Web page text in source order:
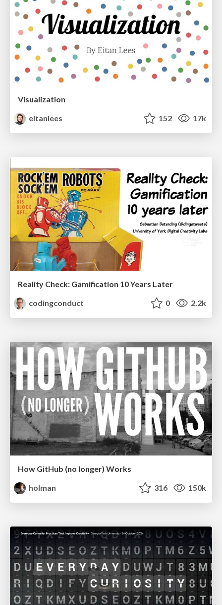
Visualization
eitanlees
152 17k
Reality Check: Gamification 10 Years Later
codingconduct
0 2.2k
How GitHub (no longer) Works
holman
316 150k